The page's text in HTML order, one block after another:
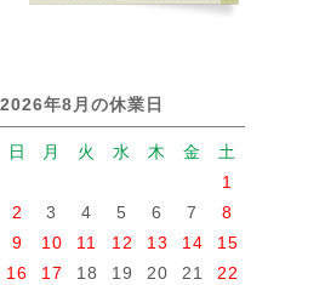
2026年8月の休業日
日 月 火 水 木 金
土
1
2
3 4 5 6 7
8
9
10 11 12 13 14
15
16
17 18 19 20 21
22